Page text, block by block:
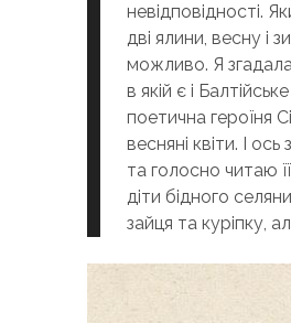
невідповідності.
дві ялини, весну і
можливо. Я
в якій є і
поетична героїня
весняні квіти. І
та голосно читаю
діти бідного
зайця та куріпку,